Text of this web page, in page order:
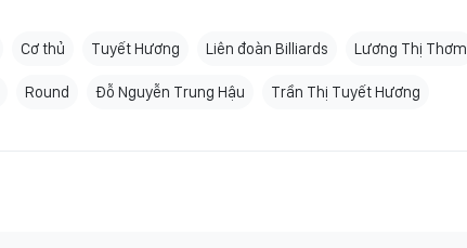
Cơ thủ Tuyết Hương Liên đoàn Billiards Lương Thị Thơm
Round Đỗ Nguyễn Trung Hậu Trần Thị Tuyết Hương